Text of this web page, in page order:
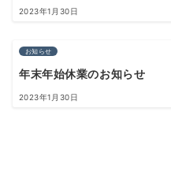
2023年1月30日
お知らせ
年末年始休業のお知らせ
2023年1月30日